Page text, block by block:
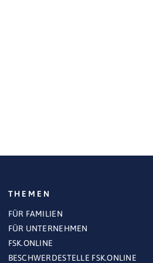
THEMEN
FÜR FAMILIEN
FÜR UNTERNEHMEN
FSK.ONLINE
BESCHWERDESTELLE FSK.ONLINE